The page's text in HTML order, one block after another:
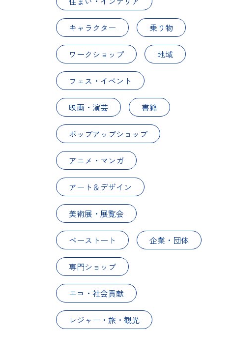
キャラクター 乗り物
ワークショップ 地域
フェス・イベント
映画・演芸 書籍
ポップアップショップ
アニメ・マンガ
アート＆デザイン
美術展・展覧会
ベーストート 企業・団体
専門ショップ
エコ・社会貢献
レジャー・旅・観光